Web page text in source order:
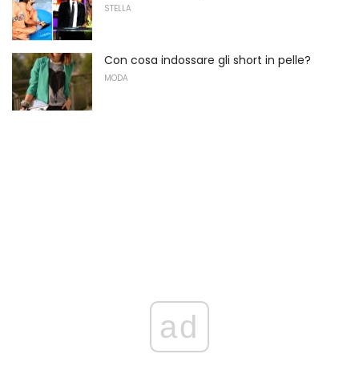
STELLA
Con cosa indossare gli short in pelle?
MODA
ad